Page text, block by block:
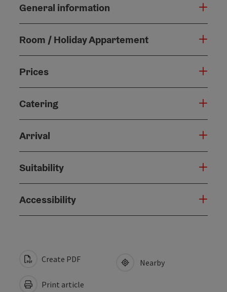
General information
Room / Holiday Appartement
Prices
Catering
Arrival
Suitability
Accessibility
Create PDF
Print article
Nearby